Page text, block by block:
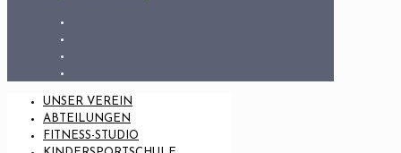
UNSER VEREIN
ABTEILUNGEN
FITNESS-STUDIO